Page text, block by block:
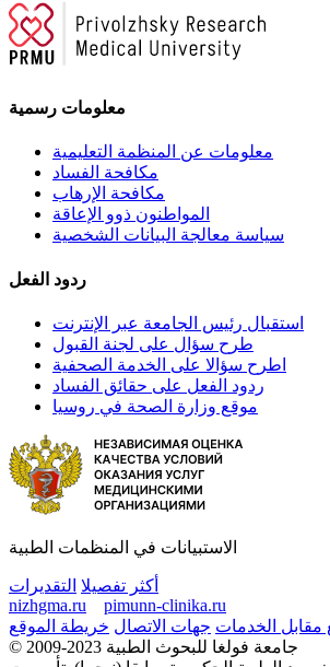
معلومات رسمية
معلومات عن المنظمة التعليمية
مكافحة الفساد
مكافحة الإرهاب
المواطنون ذوو الإعاقة
سياسة معالجة البيانات الشخصية
ردود الفعل
استقبال رئيس الجامعة عبر الإنترنت
طرح سؤال على لجنة القبول
اطرح سؤالا على الخدمة الصحفية
ردود الفعل على حقائق الفساد
موقع وزارة الصحة في روسيا
الاستبيانات في المنظمات الطبية
أكثر تفصيلا التقديرات
nizhgma.ru
pimunn-clinika.ru
مقابل الخدمات جهات الاتصال خريطة الموقع
© 2009-2023 جامعة فولغا للبحوث الطبية